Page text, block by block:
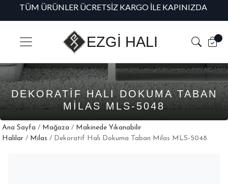
TÜM ÜRÜNLER ÜCRETSIZ KARGO İLE KAPINIZDA
EZGİ HALI
DEKORATIF HALI DOKUMA TABAN
MILAS MLS-5048
Ana Sayfa / Mağaza / Makinede Yıkanabilir
Halılar / Milas / Dekoratif Halı Dokuma Taban Milas MLS-5048